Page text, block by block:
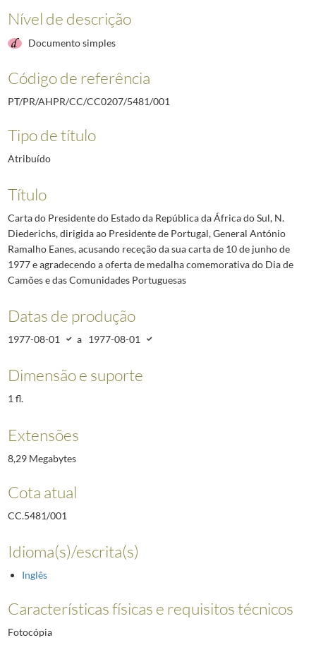
Nível de descrição
Documento simples
Código de referência
PT/PR/AHPR/CC/CC0207/5481/001
Tipo de título
Atribuído
Título
Carta do Presidente do Estado da República da África do Sul, N.
Diederichs, dirigida ao Presidente de Portugal, General António
Ramalho Eanes, acusando receção da sua carta de 10 de junho de
1977 e agradecendo a oferta de medalha comemorativa do Dia de
Camões e das Comunidades Portuguesas
Datas de produção
1977-08-01 a 1977-08-01
Dimensão e suporte
1 fl.
Extensões
8,29 Megabytes
Cota atual
CC.5481/001
Idioma(s)/escrita(s)
Inglês
Características físicas e requisitos técnicos
Fotocópia